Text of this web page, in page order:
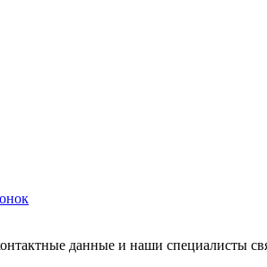
данные и наши специалисты